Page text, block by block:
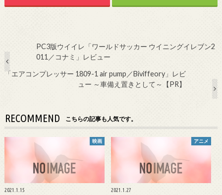
PC3版ウイイレ「ワールドサッカー ウイニングイレブン2
011／コナミ」レビュー
「エアコンプレッサー 1809-1 air pump／Biviffeory」レビ
ュー ～車備え置きとして～【PR】
RECOMMEND こちらの記事も人気です。
映画
2021.1.15
アニメ
2021.1.27